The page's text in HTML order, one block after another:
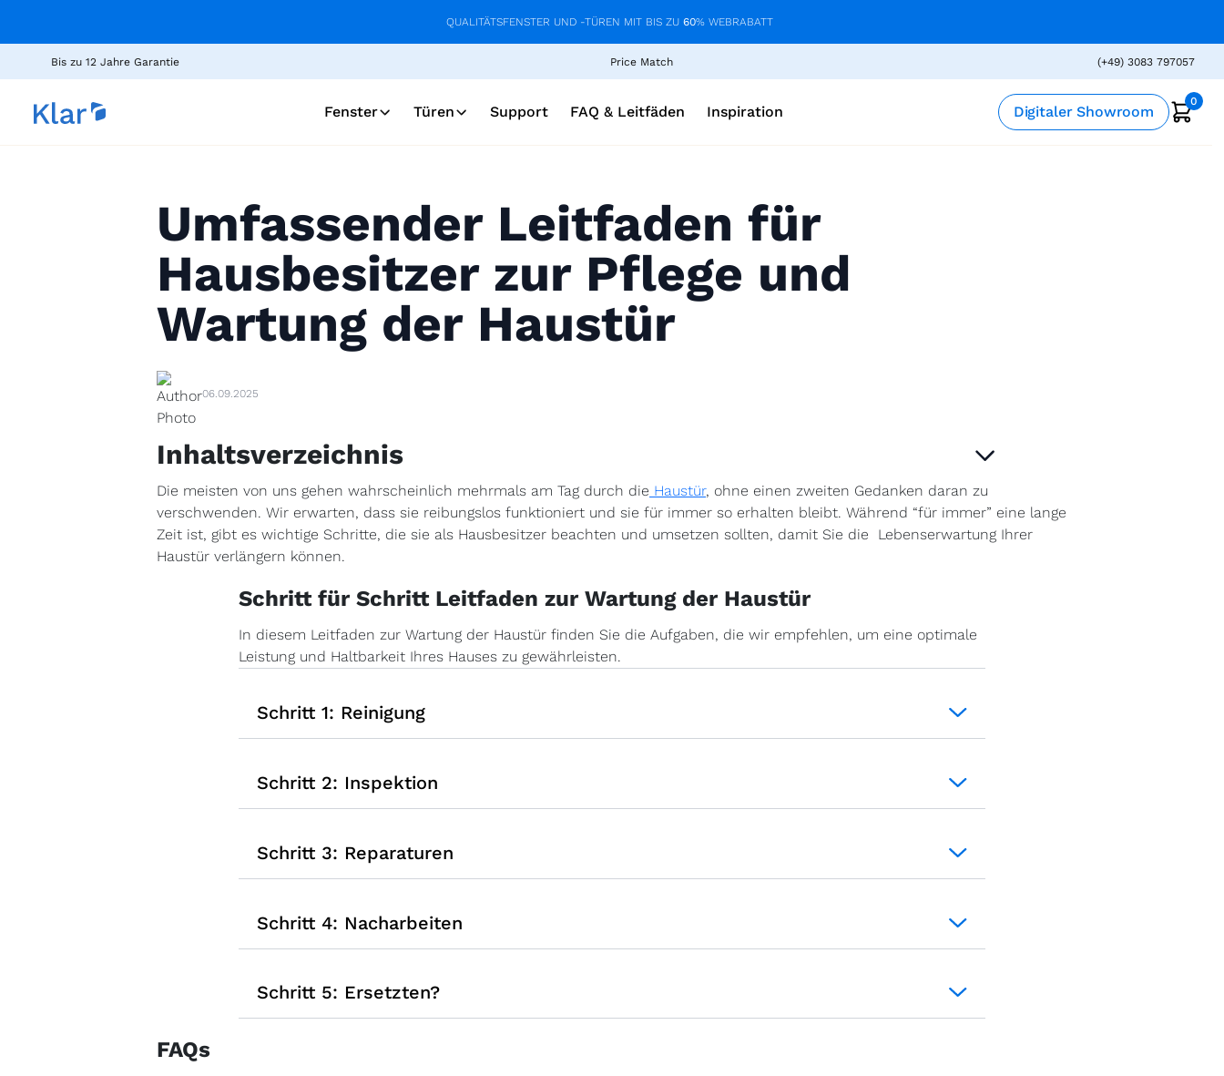
QUALITÄTSFENSTER UND -TÜREN MIT BIS ZU 60% WEBRABATT
Bis zu 12 Jahre Garantie Price Match (+49) 3083 797057
Fenster Türen Support FAQ & Leitfäden Inspiration Digitaler Showroom
0
Umfassender Leitfaden für
Hausbesitzer zur Pflege und
Wartung der Haustür
06.09.2025
Inhaltsverzeichnis
Die meisten von uns gehen wahrscheinlich mehrmals am Tag durch die Haustür, ohne einen zweiten Gedanken daran zu
verschwenden. Wir erwarten, dass sie reibungslos funktioniert und sie für immer so erhalten bleibt. Während “für immer” eine lange
Zeit ist, gibt es wichtige Schritte, die sie als Hausbesitzer beachten und umsetzen sollten, damit Sie die Lebenserwartung Ihrer
Haustür verlängern können.
Schritt für Schritt Leitfaden zur Wartung der Haustür
In diesem Leitfaden zur Wartung der Haustür finden Sie die Aufgaben, die wir empfehlen, um eine optimale
Leistung und Haltbarkeit Ihres Hauses zu gewährleisten.
Schritt 1: Reinigung
Schritt 2: Inspektion
Schritt 3: Reparaturen
Schritt 4: Nacharbeiten
Schritt 5: Ersetzten?
FAQs